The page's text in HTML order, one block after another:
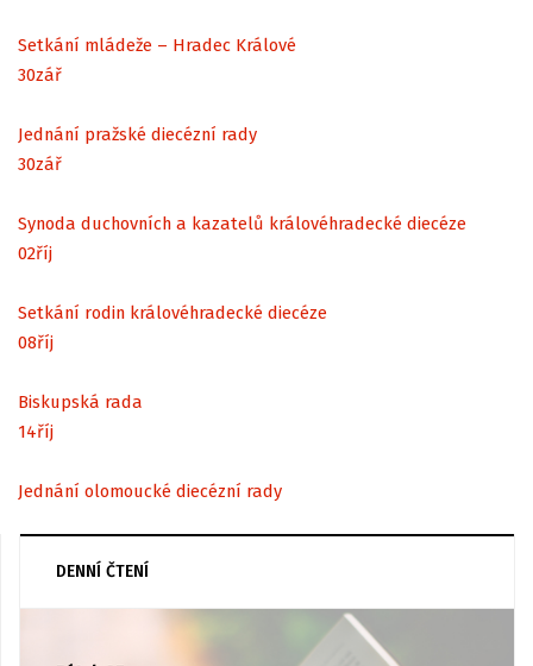
Setkání mládeže – Hradec Králové
30zář
Jednání pražské diecézní rady
30zář
Synoda duchovních a kazatelů královéhradecké diecéze
02říj
Setkání rodin královéhradecké diecéze
08říj
Biskupská rada
14říj
Jednání olomoucké diecézní rady
DENNÍ ČTENÍ